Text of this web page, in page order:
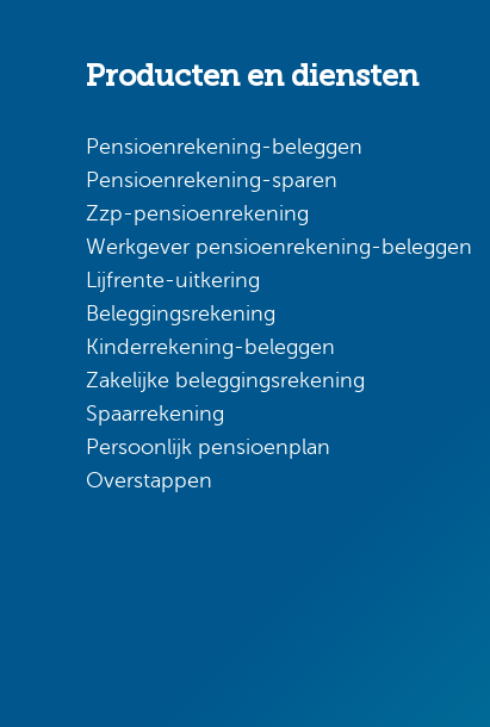
Producten en diensten
Pensioenrekening-beleggen
Pensioenrekening-sparen
Zzp-pensioenrekening
Werkgever pensioenrekening-beleggen
Lijfrente-uitkering
Beleggingsrekening
Kinderrekening-beleggen
Zakelijke beleggingsrekening
Spaarrekening
Persoonlijk pensioenplan
Overstappen